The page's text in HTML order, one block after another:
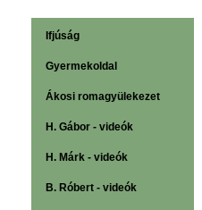
Ifjúság
Gyermekoldal
Ákosi romagyülekezet
H. Gábor - videók
H. Márk - videók
B. Róbert - videók